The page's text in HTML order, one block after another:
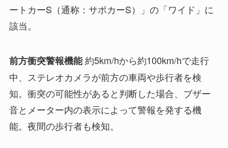
ートカーS（通称：サポカーS）」の「ワイド」に
該当。
前方衝突警報機能約5km/hから約100km/hで走行
中、ステレオカメラが前方の車両や歩行者を検
知。衝突の可能性があると判断した場合、ブザー
音とメーター内の表示によって警報を発する機
能。夜間の歩行者も検知。